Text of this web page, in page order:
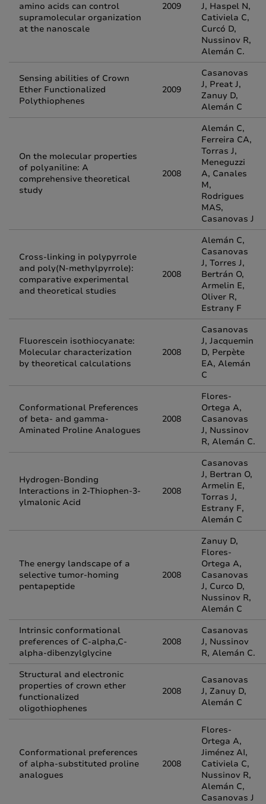
amino acids can control
supramolecular organization
at the nanoscale
2009
J, Haspel N,
Cativiela C,
Curcó D,
Nussinov R,
Alemán C.
Sensing abilities of Crown
Ether Functionalized
Polythiophenes
2009
Casanovas
J, Preat J,
Zanuy D,
Alemán C
On the molecular properties
of polyaniline: A
comprehensive theoretical
study
2008
Alemán C,
Ferreira CA,
Torras J,
Meneguzzi
A, Canales
M,
Rodrigues
MAS,
Casanovas J
Cross-linking in polypyrrole
and poly(N-methylpyrrole):
comparative experimental
and theoretical studies
2008
Alemán C,
Casanovas
J, Torres J,
Bertrán O,
Armelin E,
Oliver R,
Estrany F
Fluorescein isothiocyanate:
Molecular characterization
by theoretical calculations
2008
Casanovas
J, Jacquemin
D, Perpète
EA, Alemán
C
Conformational Preferences
of beta- and gamma-
Aminated Proline Analogues
2008
Flores-
Ortega A,
Casanovas
J, Nussinov
R, Alemán C.
Hydrogen-Bonding
Interactions in 2-Thiophen-3-
ylmalonic Acid
2008
Casanovas
J, Bertran O,
Armelin E,
Torras J,
Estrany F,
Alemán C
The energy landscape of a
selective tumor-homing
pentapeptide
2008
Zanuy D,
Flores-
Ortega A,
Casanovas
J, Curco D,
Nussinov R,
Alemán C
Intrinsic conformational
preferences of C-alpha,C-
alpha-dibenzylglycine
2008
Casanovas
J, Nussinov
R, Alemán C.
Structural and electronic
properties of crown ether
functionalized
oligothiophenes
2008
Casanovas
J, Zanuy D,
Alemán C
Conformational preferences
of alpha-substituted proline
analogues
2008
Flores-
Ortega A,
Jiménez AI,
Cativiela C,
Nussinov R,
Alemán C,
Casanovas J